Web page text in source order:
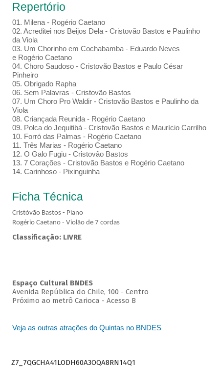
Repertório
01. Milena - Rogério Caetano
02. Acreditei nos Beijos Dela - Cristovão Bastos e Paulinho
da Viola
03. Um Chorinho em Cochabamba - Eduardo Neves
e Rogério Caetano
04. Choro Saudoso - Cristovão Bastos e Paulo César
Pinheiro
05. Obrigado Rapha
06. Sem Palavras - Cristovão Bastos
07. Um Choro Pro Waldir - Cristovão Bastos e Paulinho da
Viola
08. Criançada Reunida - Rogério Caetano
09. Polca do Jequitibá - Cristovão Bastos e Maurício Carrilho
10. Forró das Palmas - Rogério Caetano
11. Três Marias - Rogério Caetano
12. O Galo Fugiu - Cristovão Bastos
13. 7 Corações - Cristovão Bastos e Rogério Caetano
14. Carinhoso - Pixinguinha
Ficha Técnica
Cristóvão Bastos - Piano
Rogério Caetano - Violão de 7 cordas
Classificação: LIVRE
Espaço Cultural BNDES
Avenida República do Chile, 100 - Centro
Próximo ao metrô Carioca - Acesso B
Veja as outras atrações do Quintas no BNDES
Z7_7QGCHA41LODH60A3OQA8RN14Q1